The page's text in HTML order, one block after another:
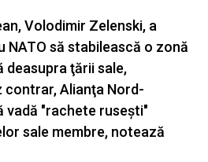
Volodimir Zelenski, a
NATO să stabilească o zonă
deasupra ţării sale,
contrar, Alianţa Nord-
vadă "rachete ruseşti"
sale membre, notează